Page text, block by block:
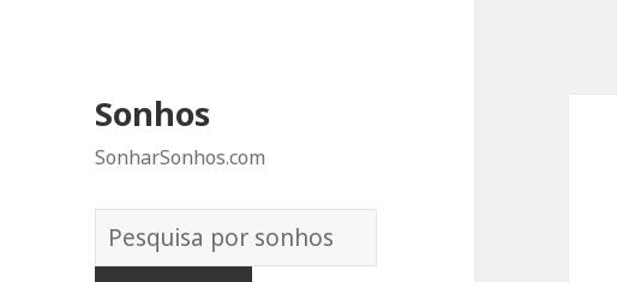
Sonhos
SonharSonhos.com
Dicionário
dos